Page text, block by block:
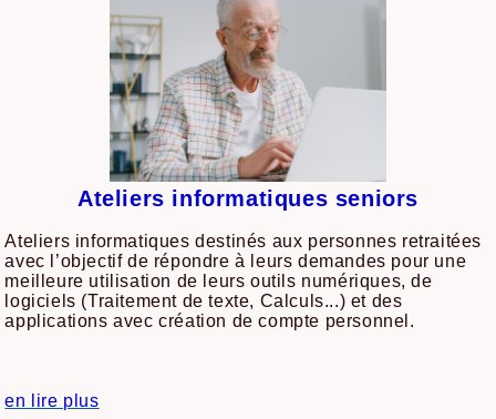
Ateliers informatiques seniors
Ateliers informatiques destinés aux personnes retraitées
avec l’objectif de répondre à leurs demandes pour une
meilleure utilisation de leurs outils numériques, de
logiciels (Traitement de texte, Calculs...) et des
applications avec création de compte personnel.
en lire plus